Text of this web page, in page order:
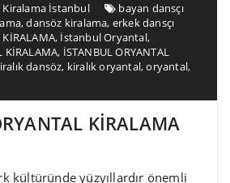
İstanbul
bayan dansçı
,dansöz kiralama, erkek dansçı
KİRALAMA, İstanbul Oryantal,
KİRALAMA, İSTANBUL ORYANTAL
dansöz, kiralık oryantal,oryantal,
KİRALAMA
kültüründe yüzyıllardır önemli